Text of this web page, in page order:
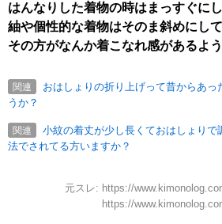
はんなりした着物の時はまっすぐに
紬や個性的な着物はそのま斜めにし
その方がなんか着こなれ感があるよ
関連
おはしょりの折り上げって昔からあっ
うか？
関連
小紋の着丈が少し長くておはしょりで
法でされてる方いますか？
元スレ: https://
https://